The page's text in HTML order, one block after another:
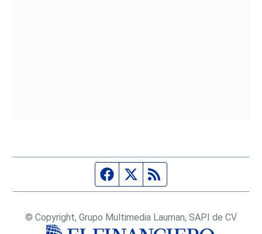
Página de Facebook
Fuente Twitter
© Copyright, Grupo Multimedia Lauman, SAPI de CV